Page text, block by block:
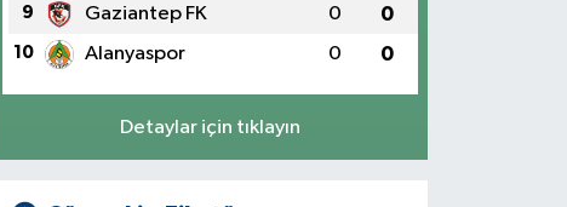
9 Gaziantep FK 0 0
10 Alanyaspor 0 0
Detaylar için tıklayın